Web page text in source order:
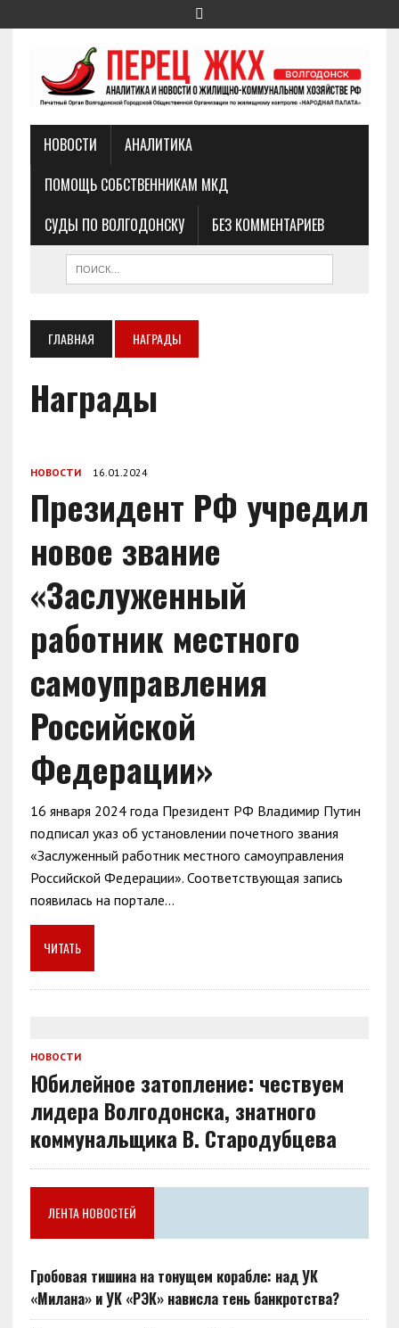
НОВОСТИ
АНАЛИТИКА
ПОМОЩЬ СОБСТВЕННИКАМ МКД
СУДЫ ПО ВОЛГОДОНСКУ
БЕЗ КОММЕНТАРИЕВ
ГЛАВНАЯ НАГРАДЫ
Награды
НОВОСТИ 16.01.2024
Президент РФ учредил
новое звание
«Заслуженный
работник местного
самоуправления
Российской
Федерации»
16 января 2024 года Президент РФ Владимир Путин
подписал указ об установлении почетного звания
«Заслуженный работник местного самоуправления
Российской Федерации». Соответствующая запись
появилась на портале…
ЧИТАТЬ
НОВОСТИ
Юбилейное затопление: чествуем
лидера Волгодонска, знатного
коммунальщика В. Стародубцева
ЛЕНТА НОВОСТЕЙ
Гробовая тишина на тонущем корабле: над УК
«Милана» и УК «РЭК» нависла тень банкротства?